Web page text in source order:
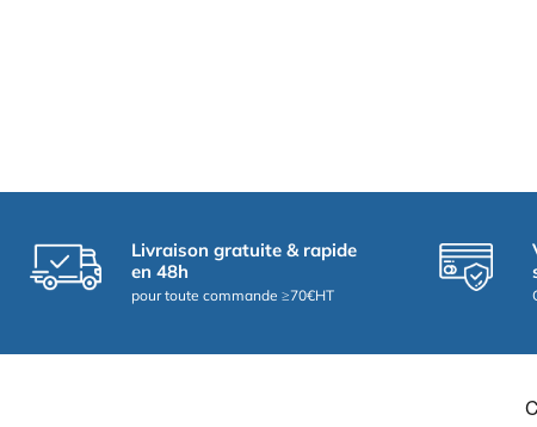
Livraison gratuite & rapide
en 48h
pour toute commande ≥70€HT